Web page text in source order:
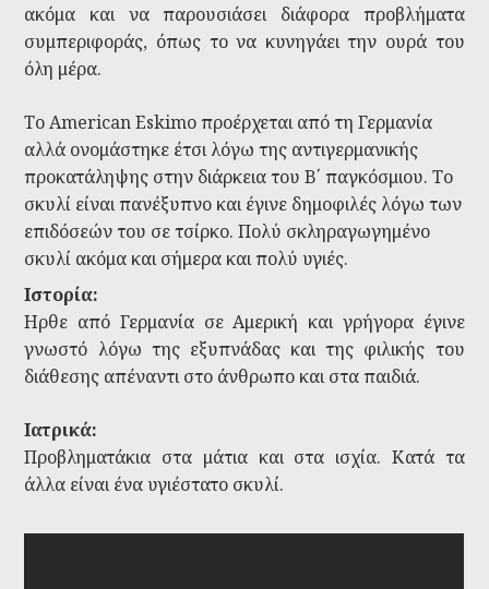
ακόμα και να παρουσιάσει διάφορα προβλήματα
συμπεριφοράς, όπως το να κυνηγάει την ουρά του
όλη μέρα.
Το American Eskimo προέρχεται από τη Γερμανία
αλλά ονομάστηκε έτσι λόγω της αντιγερμανικής
προκατάληψης στην διάρκεια του Β΄ παγκόσμιου. Το
σκυλί είναι πανέξυπνο και έγινε δημοφιλές λόγω των
επιδόσεών του σε τσίρκο. Πολύ σκληραγωγημένο
σκυλί ακόμα και σήμερα και πολύ υγιές.
Ιστορία:
Ηρθε από Γερμανία σε Αμερική και γρήγορα έγινε
γνωστό λόγω της εξυπνάδας και της φιλικής του
διάθεσης απέναντι στο άνθρωπο και στα παιδιά.
Ιατρικά:
Προβληματάκια στα μάτια και στα ισχία. Κατά τα
άλλα είναι ένα υγιέστατο σκυλί.